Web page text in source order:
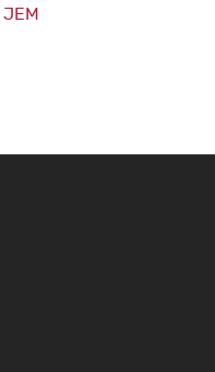
JEM